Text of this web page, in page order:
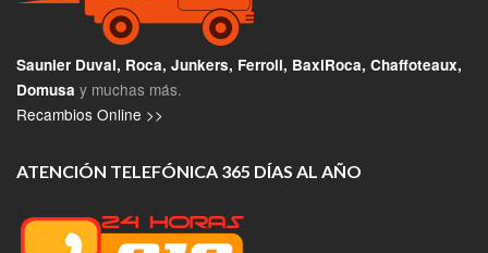
Saunier Duval, Roca, Junkers, Ferroli, BaxiRoca, Chaffoteaux,
Domusa y muchas más.
Recambios Online >>
ATENCIÓN TELEFÓNICA 365 DÍAS AL AÑO